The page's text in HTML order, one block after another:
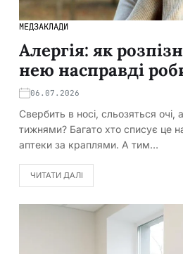
МЕДЗАКЛАДИ
Алергія: як
нею насправді
06.07.2026
Свербить в носі, сльозяться
тижнями? Багато хто списує це
аптеки за краплями. А тим…
ЧИТАТИ ДАЛІ